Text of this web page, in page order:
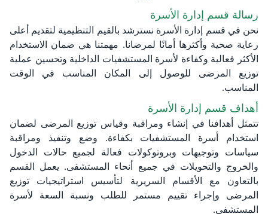
رسالة قسم إدارة الأسرة
نحن في قسم إدارة الأسرة نسترشد بالقيم التنظيمية لتقديم أعلى
رعاية صحية وأكثرها أمانًا لمرضانا. مهمتنا هي ضمان الاستخدام
الأكثر فعالية وكفاءة لأسرة المستشفيات الداخلية وتحسين عملية
توزيع المرضى للوصول إلى المكان المناسب في الوقت
المناسب.
أهداف قسم إدارة الأسرة
تتمثل أهدافنا في إنشاء ومراقبة وقياس توزيع المرضى لضمان
استخدام أسرة المستشفيات بكفاءة. وضع وتنفيذ ومراقبة
سياسات وتوجيهات وبروتوكولات فعالة لجميع حالات الدخول
والخروج والتحويلات في جميع أنحاء المستشفى. يعمل القسم
بالتعاون مع الأقسام السريرية لتأسيس استراتيجيات توزيع
المرضى وإجراء تقييم مستمر للطلب ونسبة السعة لأسرة
المستشفى.